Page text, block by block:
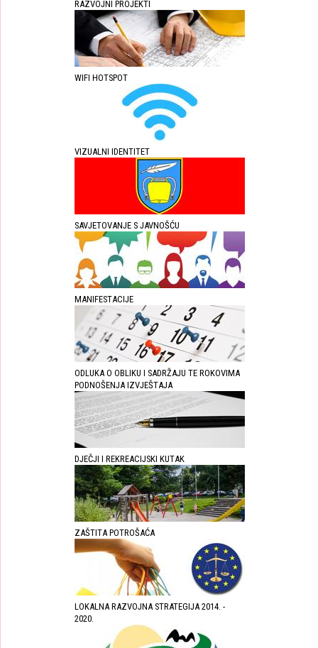
RAZVOJNI PROJEKTI
WIFI HOTSPOT
VIZUALNI IDENTITET
SAVJETOVANJE S JAVNOŠĆU
MANIFESTACIJE
ODLUKA O OBLIKU I SADRŽAJU TE ROKOVIMA
PODNOŠENJA IZVJEŠTAJA
DJEČJI I REKREACIJSKI KUTAK
ZAŠTITA POTROŠAĆA
LOKALNA RAZVOJNA STRATEGIJA 2014. -
2020.